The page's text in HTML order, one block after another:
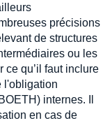
précisions
de structures
ou les
ce qu’il faut inclure
l'obligation
internes. Il
en cas de